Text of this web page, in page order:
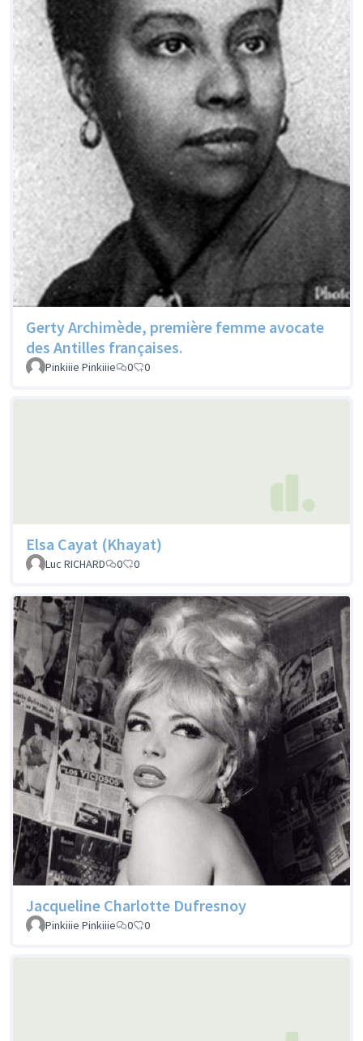
Gerty Archimède, première femme avocate
des Antilles françaises.
Pinkiiie Pinkiiie 0 0
Elsa Cayat (Khayat)
Luc RICHARD 0 0
Jacqueline Charlotte Dufresnoy
Pinkiiie Pinkiiie 0 0